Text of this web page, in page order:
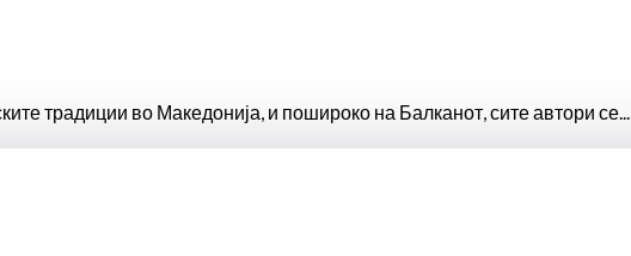
традиции во Македонија, и пошироко на Балканот, сите автори се...